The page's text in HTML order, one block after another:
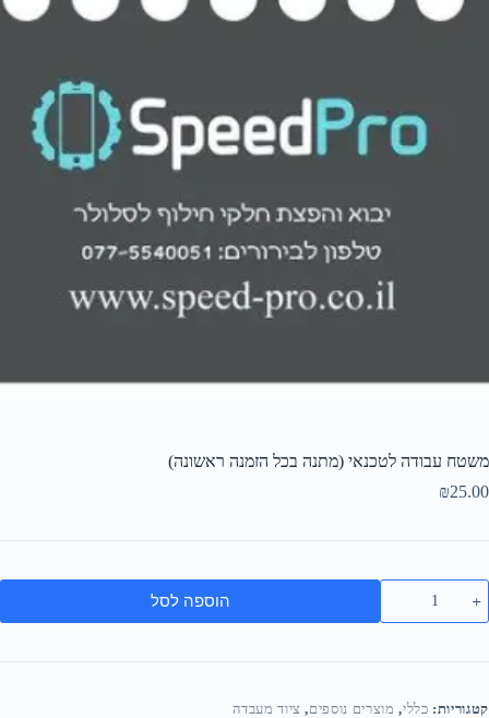
משטח עבודה לטכנאי (מתנה בכל הזמנה ראשונה)
₪25.00
הוספה לסל
קטגוריות: כללי, מוצרים נוספים, ציוד מעבדה